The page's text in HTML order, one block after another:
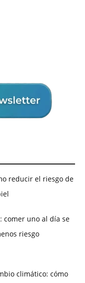
reducir el riesgo de
comer uno al día se
riesgo
climático: cómo